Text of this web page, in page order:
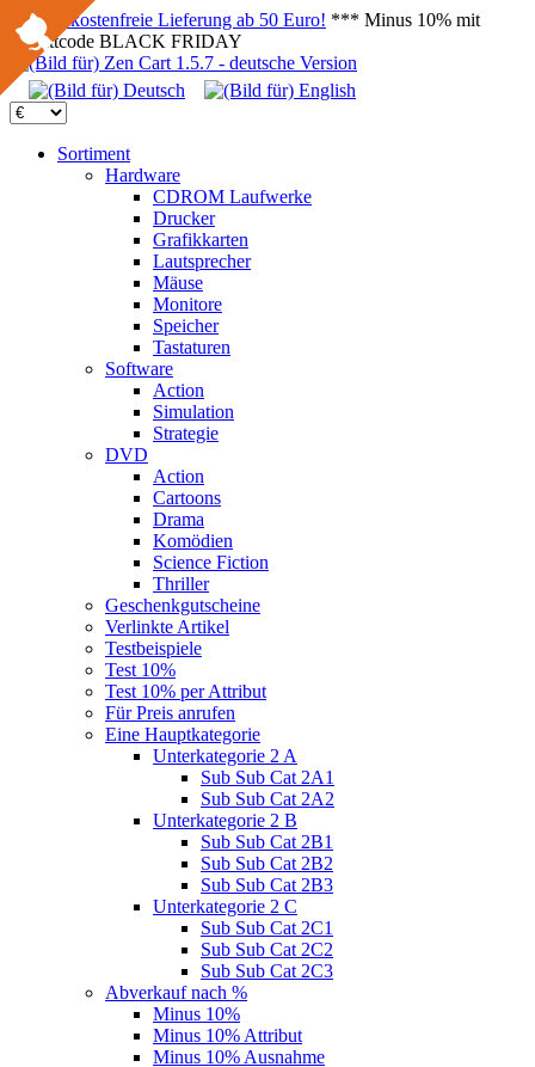
Versandkostenfreie Lieferung ab 50 Euro! *** Minus 10% mit
Rabattcode BLACK FRIDAY
Sortiment
Hardware
CDROM Laufwerke
Drucker
Grafikkarten
Lautsprecher
Mäuse
Monitore
Speicher
Tastaturen
Software
Action
Simulation
Strategie
DVD
Action
Cartoons
Drama
Komödien
Science Fiction
Thriller
Geschenkgutscheine
Verlinkte Artikel
Testbeispiele
Test 10%
Test 10% per Attribut
Für Preis anrufen
Eine Hauptkategorie
Unterkategorie 2 A
Sub Sub Cat 2A1
Sub Sub Cat 2A2
Unterkategorie 2 B
Sub Sub Cat 2B1
Sub Sub Cat 2B2
Sub Sub Cat 2B3
Unterkategorie 2 C
Sub Sub Cat 2C1
Sub Sub Cat 2C2
Sub Sub Cat 2C3
Abverkauf nach %
Minus 10%
Minus 10% Attribut
Minus 10% Ausnahme